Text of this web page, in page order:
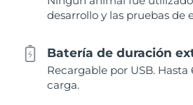
desarrollo y las pruebas de
Batería de duración
Recargable por USB. Hasta
carga.